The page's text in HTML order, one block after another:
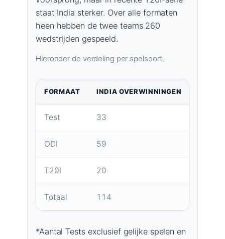
staat India sterker. Over alle formaten
heen hebben de twee teams 260
wedstrijden gespeeld.
Hieronder de verdeling per spelsoort.
FORMAAT INDIA OVERWINNINGEN
Test 33
ODI 59
T20I 20
Totaal 114
*Aantal Tests exclusief gelijke spelen en